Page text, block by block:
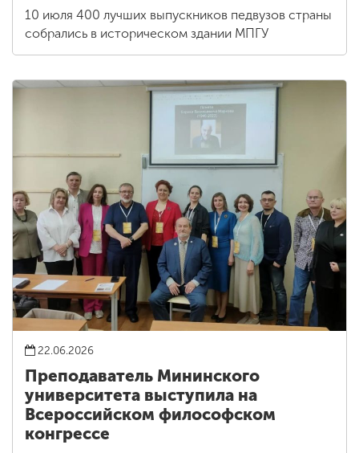
10 июля 400 лучших выпускников педвузов страны
собрались в историческом здании МПГУ
22.06.2026
Преподаватель Мининского
университета выступила на
Всероссийском философском
конгрессе